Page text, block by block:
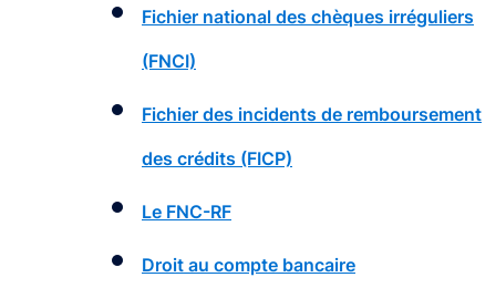
Fichier national des chèques irréguliers
(FNCI)
Fichier des incidents de remboursement
des crédits (FICP)
Le FNC-RF
Droit au compte bancaire